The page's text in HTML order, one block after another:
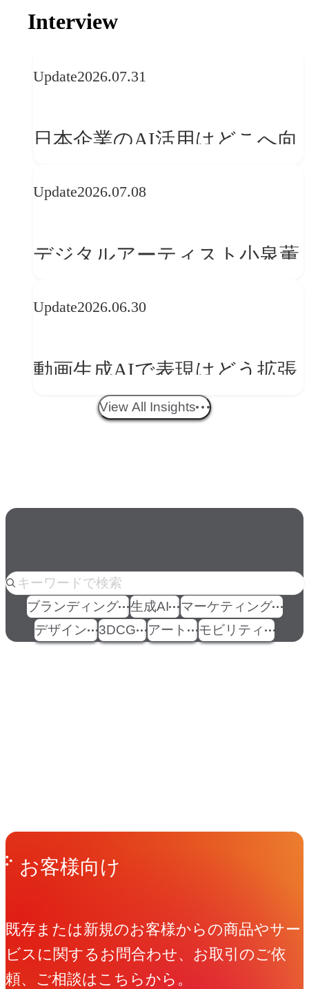
Interview
Update2026.07.31
日本企業のAI活用はどこへ向
レンドに見る「人間中心」へ
Update2026.07.08
デジタルアーティスト小泉薫
ークフロー設計と「ノイズと
Update2026.06.30
動画生成AIで表現はどう拡張
する？映像ディレクター橋本
View All Insights
人気のkeyword
ブランディング 生成AI
マーケティング
デザイン
3DCG アート モビリティ
Get in Touchお問い合わせ
お客様向け
既存または新規のお客様からの商品やサー
ビスに関するお問合わせ、お取引のご依
頼、ご相談はこちらから。